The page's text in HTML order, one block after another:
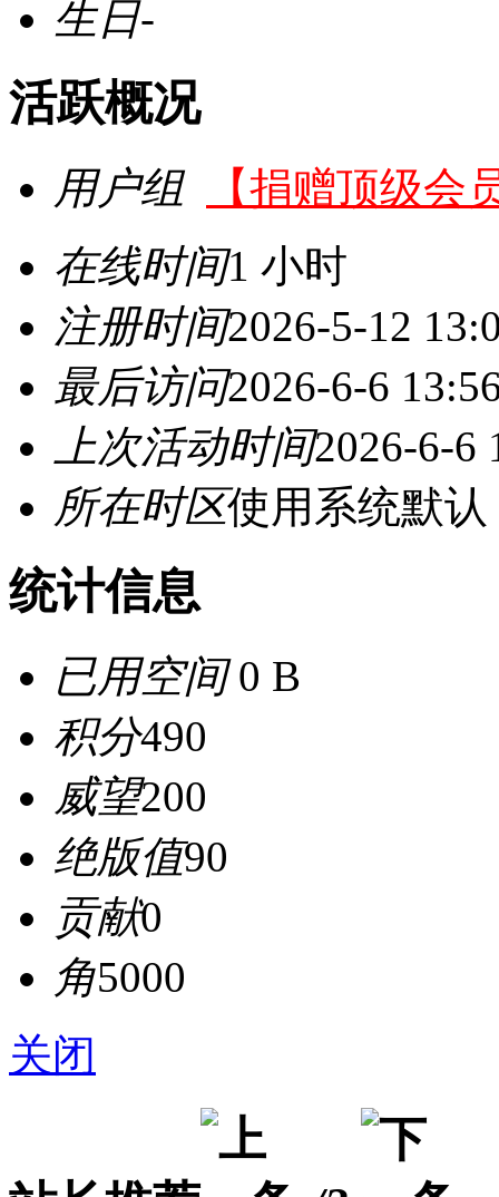
生日-
活跃概况
用户组
【捐赠顶级会
在线时间1 小时
注册时间2026-5-12
最后访问2026-6-6
上次活动时间2026-6-6
所在时区使用系统默认
统计信息
已用空间0 B
积分490
威望200
绝版值90
贡献0
角5000
关闭